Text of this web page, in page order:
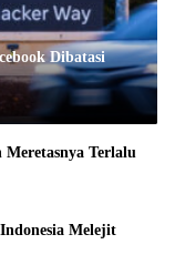
Dibatasi
Terlalu
Melejit